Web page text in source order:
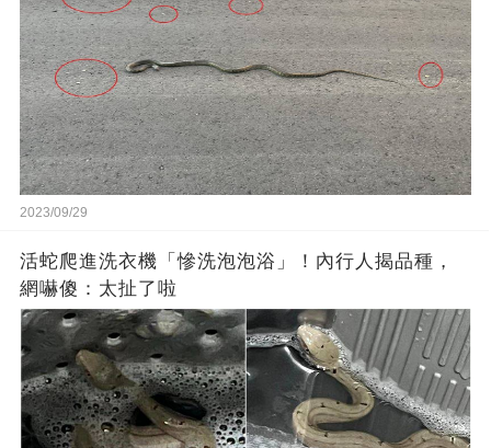
2023/09/29
活蛇爬進洗衣機「慘洗泡泡浴」！內行人揭品種，
網嚇傻：太扯了啦